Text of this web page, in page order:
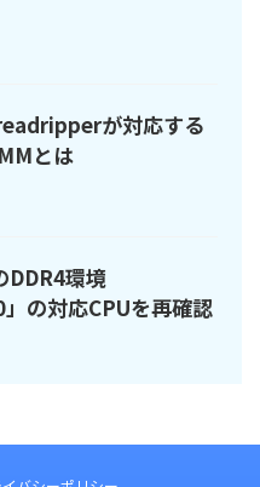
が対応する
とは
環境
」の対応CPUを再確認